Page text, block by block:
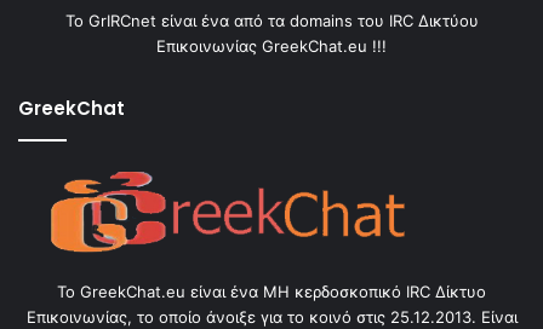
Το GrIRCnet είναι ένα από τα domains του IRC Δικτύου
Επικοινωνίας GreekChat.eu !!!
GreekChat
Το GreekChat.eu είναι ένα ΜΗ κερδοσκοπικό IRC Δίκτυο
Επικοινωνίας, το οποίο άνοιξε για το κοινό στις 25.12.2013. Είναι